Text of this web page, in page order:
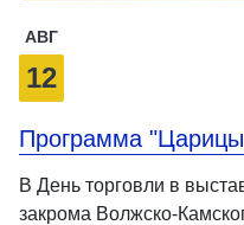
АВГ
12
Программа
В День торговли в
закрома Волжско-